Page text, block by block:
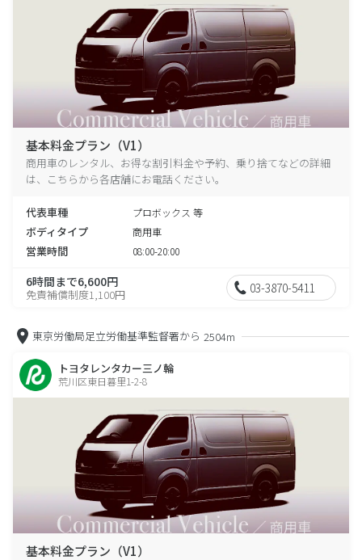
基本料金プラン（V1）
商用車のレンタル、お得な割引料金や予約、乗り捨てなどの詳細
は、こちらから各店舗にお電話ください。
代表車種 プロボックス 等
ボディタイプ 商用車
営業時間 08:00-20:00
6時間まで6,600円
免責補償制度1,100円 03-3870-5411
東京労働局足立労働基準監督署から 2504m
トヨタレンタカー三ノ輪
荒川区東日暮里1-2-8
基本料金プラン（V1）